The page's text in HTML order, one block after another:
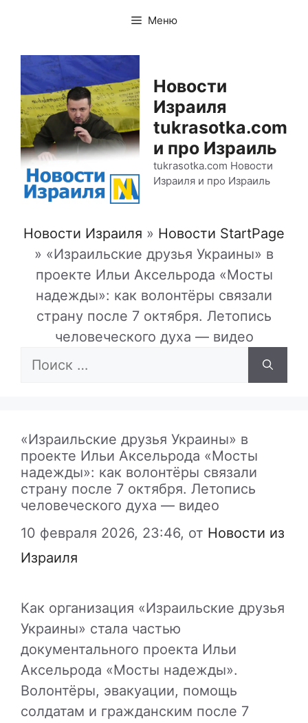
содержимому
Меню
Новости
Израиля
tukrasotka.com
и про Израиль
tukrasotka.com Новости
Израиля и про Израиль
Новости Израиля » Новости StartPage
» «Израильские друзья Украины» в
проекте Ильи Аксельрода «Мосты
надежды»: как волонтёры связали
страну после 7 октября. Летопись
человеческого духа — видео
Поиск:
«Израильские друзья Украины» в
проекте Ильи Аксельрода «Мосты
надежды»: как волонтёры связали
страну после 7 октября. Летопись
человеческого духа — видео
10 февраля 2026, 23:46, от Новости из
Израиля
Как организация «Израильские друзья
Украины» стала частью
документального проекта Ильи
Аксельрода «Мосты надежды».
Волонтёры, эвакуации, помощь
солдатам и гражданским после 7